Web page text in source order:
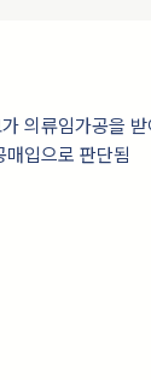
의류임가공을
입으로 판단됨